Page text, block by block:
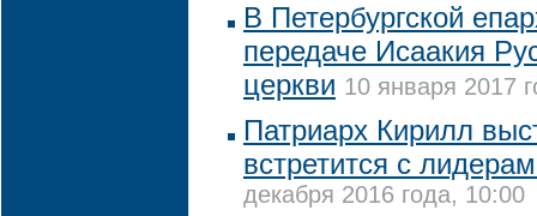
В Петербургской
передаче Исаакия
церкви 10 января 2017
Патриарх Кирилл
встретится с
декабря 2016 года, 10:00